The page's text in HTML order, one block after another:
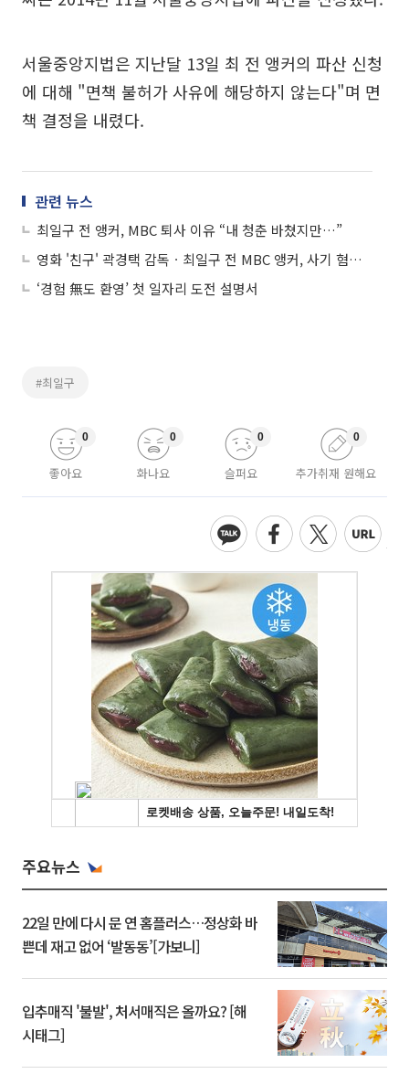
서울중앙지법은 지난달 13일 최 전 앵커의 파산 신청
에 대해 "면책 불허가 사유에 해당하지 않는다"며 면
책 결정을 내렸다.
관련 뉴스
최일구 전 앵커, MBC 퇴사 이유 “내 청춘 바쳤지만…”
영화 '친구' 곽경택 감독ㆍ최일구 전 MBC 앵커, 사기 혐의 피소
‘경험 無도 환영’ 첫 일자리 도전 설명서
#최일구
좋아요
0
화나요
0
슬퍼요
0
추가취재 원해요
0
주요뉴스
22일 만에 다시 문 연 홈플러스…정상화 바
쁜데 재고 없어 ‘발동동’[가보니]
입추매직 '불발', 처서매직은 올까요? [해
시태그]